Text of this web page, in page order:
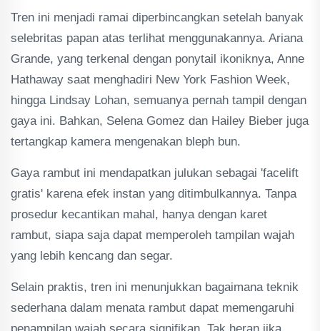
Tren ini menjadi ramai diperbincangkan setelah banyak
selebritas papan atas terlihat menggunakannya. Ariana
Grande, yang terkenal dengan ponytail ikoniknya, Anne
Hathaway saat menghadiri New York Fashion Week,
hingga Lindsay Lohan, semuanya pernah tampil dengan
gaya ini. Bahkan, Selena Gomez dan Hailey Bieber juga
tertangkap kamera mengenakan bleph bun.
Gaya rambut ini mendapatkan julukan sebagai 'facelift
gratis' karena efek instan yang ditimbulkannya. Tanpa
prosedur kecantikan mahal, hanya dengan karet
rambut, siapa saja dapat memperoleh tampilan wajah
yang lebih kencang dan segar.
Selain praktis, tren ini menunjukkan bagaimana teknik
sederhana dalam menata rambut dapat memengaruhi